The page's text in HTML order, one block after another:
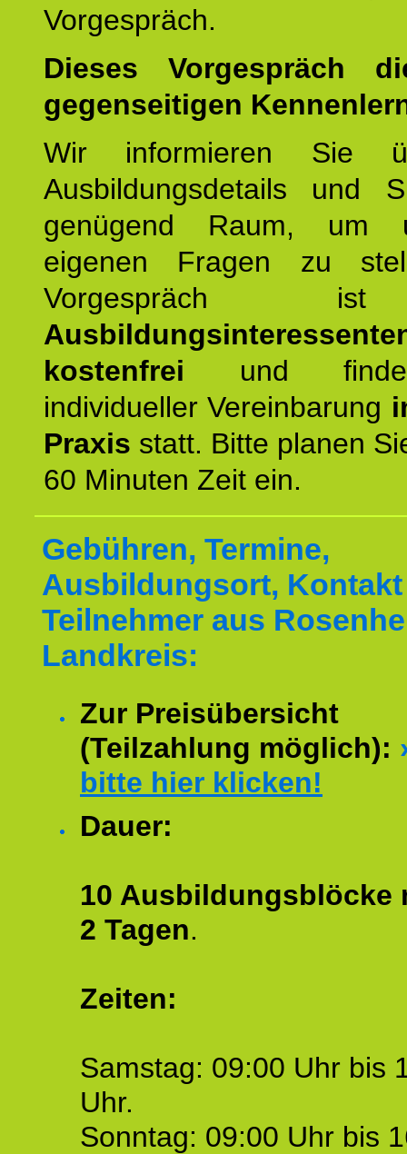
Vorgespräch.
Dieses Vorgespräch
gegenseitigen
Wir informieren Sie
Ausbildungsdetails und
genügend Raum, um
eigenen Fragen zu
kostenfrei und
individueller Vereinbarung
Praxis statt. Bitte planen
60 Minuten Zeit ein.
Gebühren, Termine,
Ausbildungsort,
Teilnehmer aus
Landkreis:
Zur Preisübersicht
(Teilzahlung möglich):
bitte hier klicken!
Dauer:
10 Ausbildungsblöcke
2 Tagen.
Zeiten:
Samstag: 09:00 Uhr bis
Uhr.
Sonntag: 09:00 Uhr bis